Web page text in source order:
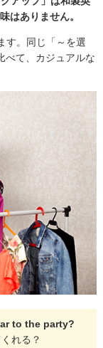
はありません。
す。同じ「～を選
べて、カジュアルな
to the party?
れる？